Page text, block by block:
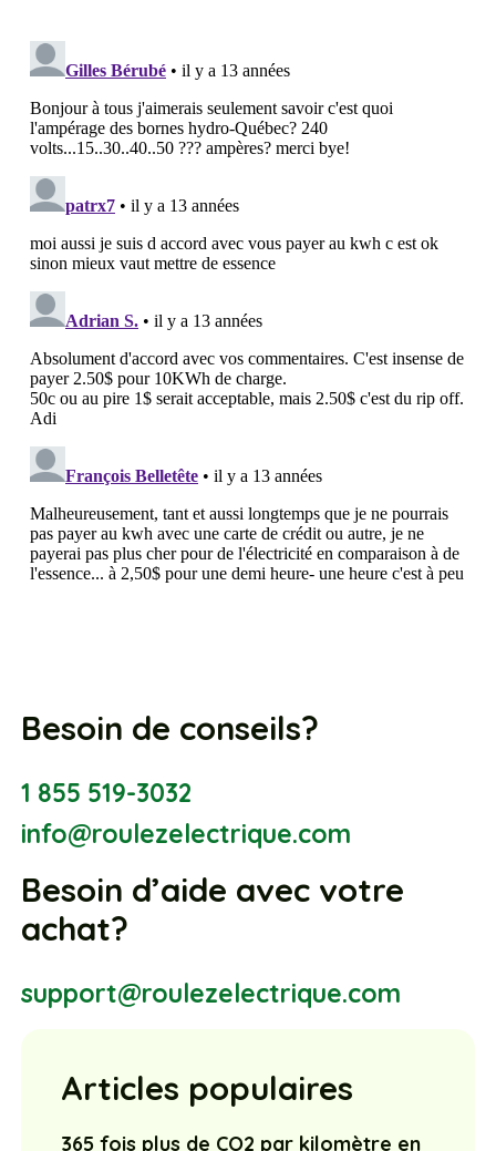
Besoin de conseils?
1 855 519-3032
info@roulezelectrique.com
Besoin d’aide avec votre
achat?
support@roulezelectrique.com
Articles populaires
365 fois plus de CO2 par kilomètre en